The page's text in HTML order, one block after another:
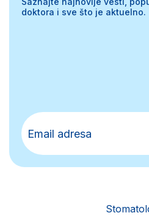
doktora i sve što je aktuelno.